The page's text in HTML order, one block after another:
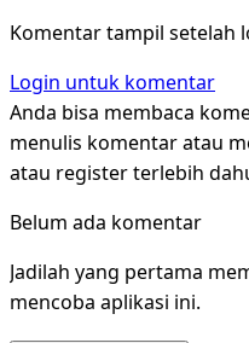
Komentar tampil setelah
Login untuk komentar
Anda bisa membaca
menulis komentar atau
atau register terlebih
Belum ada komentar
Jadilah yang pertama
mencoba aplikasi ini.